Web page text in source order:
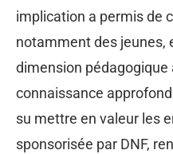
implication a permis de
notamment des jeunes,
dimension pédagogique
connaissance
su mettre en valeur les
sponsorisée par DNF,